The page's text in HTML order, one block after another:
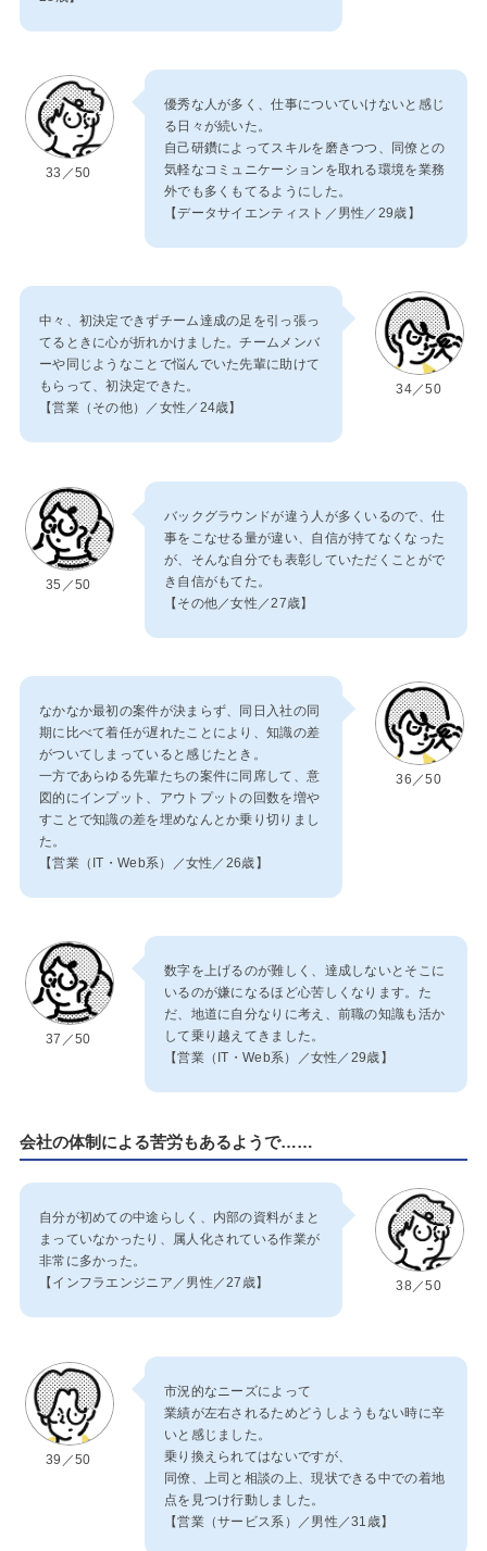
33／50
優秀な人が多く、仕事についていけないと感じ
る日々が続いた。
自己研鑽によってスキルを磨きつつ、同僚との
気軽なコミュニケーションを取れる環境を業務
外でも多くもてるようにした。
【データサイエンティスト／男性／29歳】
中々、初決定できずチーム達成の足を引っ張っ
てるときに心が折れかけました。チームメンバ
ーや同じようなことで悩んでいた先輩に助けて
もらって、初決定できた。
【営業（その他）／女性／24歳】
34／50
35／50
バックグラウンドが違う人が多くいるので、仕
事をこなせる量が違い、自信が持てなくなった
が、そんな自分でも表彰していただくことがで
き自信がもてた。
【その他／女性／27歳】
なかなか最初の案件が決まらず、同日入社の同
期に比べて着任が遅れたことにより、知識の差
がついてしまっていると感じたとき。
一方であらゆる先輩たちの案件に同席して、意
図的にインプット、アウトプットの回数を増や
すことで知識の差を埋めなんとか乗り切りまし
た。
【営業（IT・Web系）／女性／26歳】
36／50
37／50
数字を上げるのが難しく、達成しないとそこに
いるのが嫌になるほど心苦しくなります。た
だ、地道に自分なりに考え、前職の知識も活か
して乗り越えてきました。
【営業（IT・Web系）／女性／29歳】
会社の体制による苦労もあるようで……
自分が初めての中途らしく、内部の資料がまと
まっていなかったり、属人化されている作業が
非常に多かった。
【インフラエンジニア／男性／27歳】
38／50
39／50
市況的なニーズによって
業績が左右されるためどうしようもない時に辛
いと感じました。
乗り換えられてはないですが、
同僚、上司と相談の上、現状できる中での着地
点を見つけ行動しました。
【営業（サービス系）／男性／31歳】